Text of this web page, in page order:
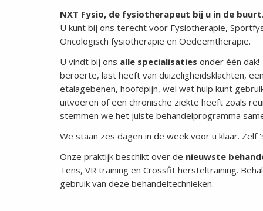
NXT Fysio, de fysiotherapeut bij u in de
U kunt bij ons terecht voor Fysiotherapie,
Oncologisch fysiotherapie en Oedeemtherapie.
U vindt bij ons alle specialisaties onder één
beroerte, last heeft van duizeligheidsklachten,
etalagebenen, hoofdpijn, wel wat hulp kunt
uitvoeren of een chronische ziekte heeft zoals
stemmen we het juiste behandelprogramma
We staan zes dagen in de week voor u klaar.
Onze praktijk beschikt over de nieuwste
Tens, VR training en Crossfit hersteltraining.
gebruik van deze behandeltechnieken.